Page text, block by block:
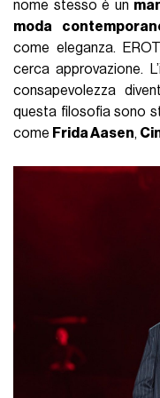
nome stesso è un
moda
come eleganza.
cerca approvazione.
consapevolezza
questa filosofia sono
come Frida Aasen,